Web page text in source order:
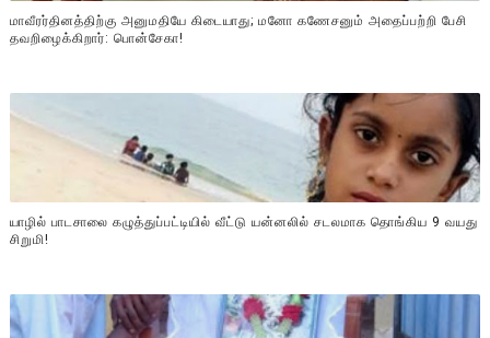
மாவீரர்தினத்திற்கு அனுமதியே கிடையாது; மனோ கணேசனும் அதைப்பற்றி பேசி
தவறிழைக்கிறார்: பொன்சேகா!
யாழில் பாடசாலை கழுத்துப்பட்டியில் வீட்டு யன்னலில் சடலமாக தொங்கிய 9 வயது
சிறுமி!